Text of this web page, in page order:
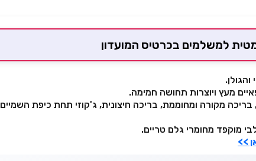
מקורה ומחוממת, בריכה חיצונית, ג'קוזי תחת כיפת השמיים
>>